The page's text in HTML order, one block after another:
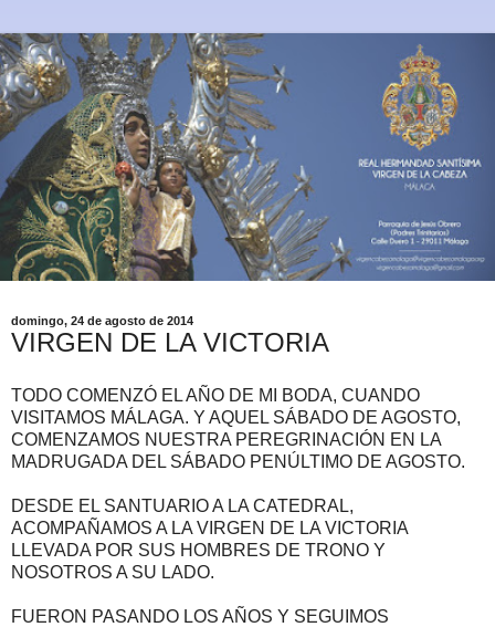
domingo, 24 de agosto de 2014
VIRGEN DE LA VICTORIA
TODO COMENZÓ EL AÑO DE MI BODA, CUANDO
VISITAMOS MÁLAGA. Y AQUEL SÁBADO DE AGOSTO,
COMENZAMOS NUESTRA PEREGRINACIÓN EN LA
MADRUGADA DEL SÁBADO PENÚLTIMO DE AGOSTO.
DESDE EL SANTUARIO A LA CATEDRAL,
ACOMPAÑAMOS A LA VIRGEN DE LA VICTORIA
LLEVADA POR SUS HOMBRES DE TRONO Y
NOSOTROS A SU LADO.
FUERON PASANDO LOS AÑOS Y SEGUIMOS